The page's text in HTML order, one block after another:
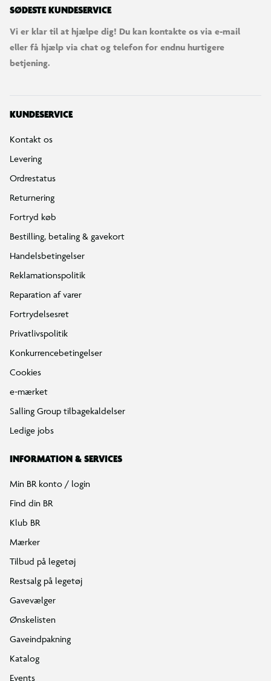
SØDESTE KUNDESERVICE
Vi er klar til at hjælpe dig! Du kan kontakte os via e-mail
eller få hjælp via chat og telefon for endnu hurtigere
betjening.
KUNDESERVICE
Kontakt os
Levering
Ordrestatus
Returnering
Fortryd køb
Bestilling, betaling & gavekort
Handelsbetingelser
Reklamationspolitik
Reparation af varer
Fortrydelsesret
Privatlivspolitik
Konkurrencebetingelser
Cookies
e-mærket
Salling Group tilbagekaldelser
Ledige jobs
INFORMATION & SERVICES
Min BR konto / login
Find din BR
Klub BR
Mærker
Tilbud på legetøj
Restsalg på legetøj
Gavevælger
Ønskelisten
Gaveindpakning
Katalog
Events